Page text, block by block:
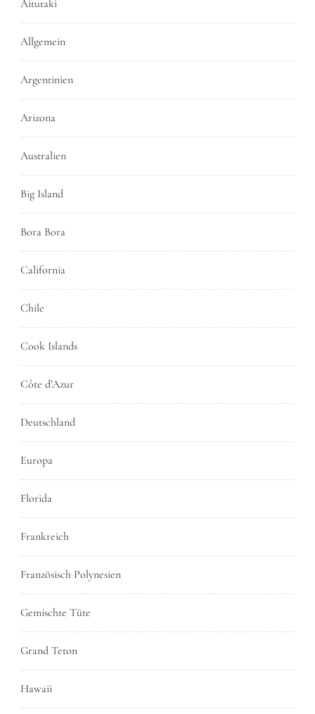
Aitutaki
Allgemein
Argentinien
Arizona
Australien
Big Island
Bora Bora
California
Chile
Cook Islands
Côte d’Azur
Deutschland
Europa
Florida
Frankreich
Französisch Polynesien
Gemischte Tüte
Grand Teton
Hawaii